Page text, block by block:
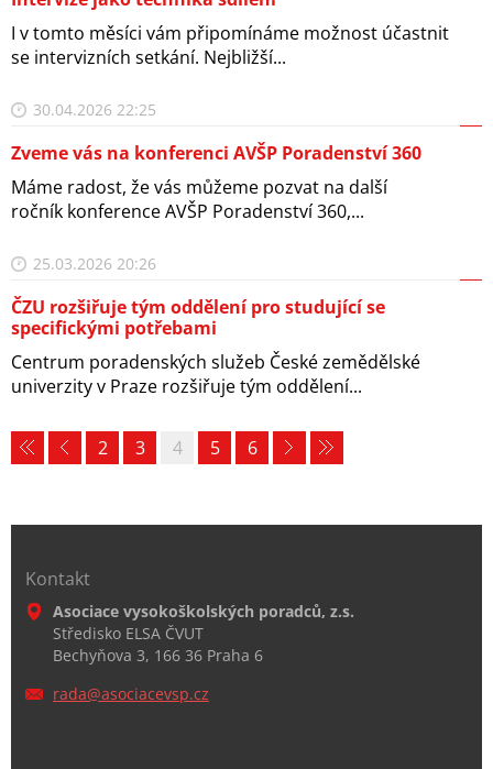
I v tomto měsíci vám připomínáme možnost účastnit
se intervizních setkání. Nejbližší...
30.04.2026 22:25
Zveme vás na konferenci AVŠP Poradenství 360
Máme radost, že vás můžeme pozvat na další
ročník konference AVŠP Poradenství 360,...
25.03.2026 20:26
ČZU rozšiřuje tým oddělení pro studující se
specifickými potřebami
Centrum poradenských služeb České zemědělské
univerzity v Praze rozšiřuje tým oddělení...
2 3 4 5 6
Kontakt
Asociace vysokoškolských poradců, z.s.
Středisko ELSA ČVUT
Bechyňova 3, 166 36 Praha 6
rada@asociacevsp.cz